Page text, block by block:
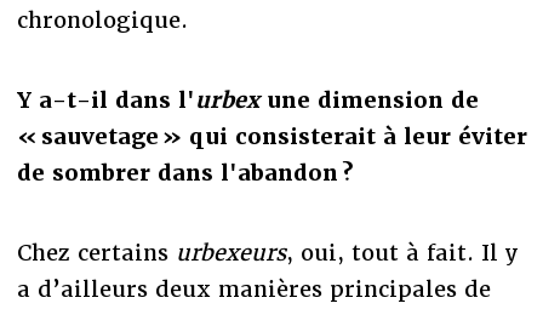
chronologique.
Y a-t-il dans l'urbexune dimension de
« sauvetage » qui consisterait à leur éviter
de sombrer dans l'abandon ?
Chez certains urbexeurs, oui, tout à fait. Il y
a d’ailleurs deux manières principales de